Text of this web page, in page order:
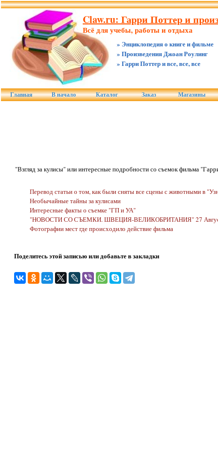
Claw.ru: Гарри Поттер и
Всё для учебы, работы и отдыха
» Энциклопедия о книге и фильме
» Произведения Джоан Роулинг
» Гарри Поттер и все, все, все
Главная В начало Каталог Заказ Магазины
"Взгляд за кулисы" или интересные подробности со съемок фильма
Перевод статьи о том, как были сняты все сцены с животными в
Необычайные тайны за кулисами
Интересные факты о съемке "ГП и УА"
"НОВОСТИ СО СЪЕМКИ. ШВЕЦИЯ-ВЕЛИКОБРИТАНИЯ" 27
Фотографии мест где происходило действие фильма
Поделитесь этой записью или добавьте в закладки